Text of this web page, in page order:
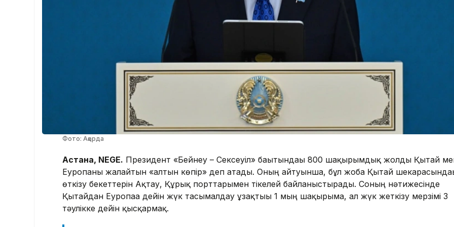
Фото: Ақорда
Астана, NEGE. Президент «Бейнеу – Сексеуіл» бағытындағы 800 шақырымдық жолды Қытай
Еуропаны жалғайтын «алтын көпір» деп атады. Оның айтуынша, бұл жоба Қытай
өткізу бекеттерін Ақтау, Құрық порттарымен тікелей байланыстырады. Соның нәтижесінде
Қытайдан Еуропаға дейін жүк тасымалдау ұзақтығы 1 мың шақырымға, ал жүк жеткізу мерзімі 3
тәулікке дейін қысқармақ.